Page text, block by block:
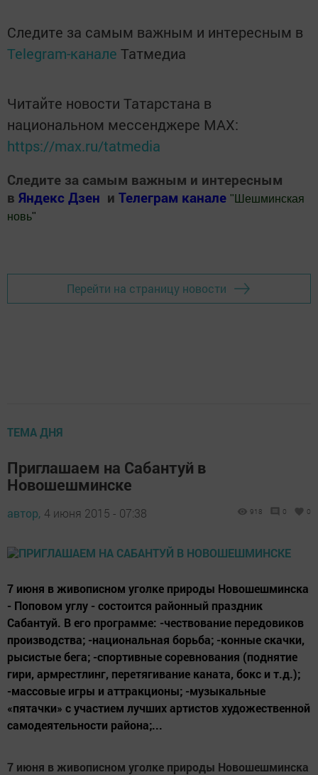
Следите за самым важным и интересным в
Telegram-канале Татмедиа
Читайте новости Татарстана в
национальном мессенджере MАХ:
https://max.ru/tatmedia
Следите за самым важным и интересным
в Яндекс Дзен и Телеграм канале " Шешминская
новь"
Перейти на страницу новости
ТЕМА ДНЯ
Приглашаем на Сабантуй в
Новошешминске
автор, 4 июня 2015 - 07:38 918 0 0
7 июня в живописном уголке природы Новошешминска
- Поповом углу - состоится районный праздник
Сабантуй. В его программе: -чествование передовиков
производства; -национальная борьба; -конные скачки,
рысистые бега; -спортивные соревнования (поднятие
гири, армрестлинг, перетягивание каната, бокс и т.д.);
-массовые игры и аттракционы; -музыкальные
«пятачки» с участием лучших артистов художественной
самодеятельности района;...
7 июня в живописном уголке природы Новошешминска